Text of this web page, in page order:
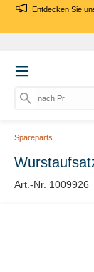
Entdecken Sie
nach Prod
Spareparts
Art.-Nr. 1009926